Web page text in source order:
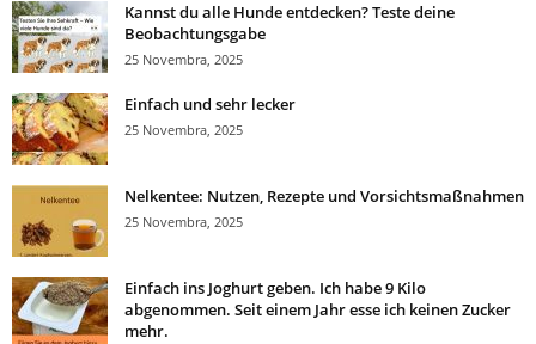
Kannst du alle Hunde entdecken? Teste deine
Beobachtungsgabe
25 Novembra, 2025
Einfach und sehr lecker
25 Novembra, 2025
Nelkentee: Nutzen, Rezepte und Vorsichtsmaßnahmen
25 Novembra, 2025
Einfach ins Joghurt geben. Ich habe 9 Kilo
abgenommen. Seit einem Jahr esse ich keinen Zucker
mehr.